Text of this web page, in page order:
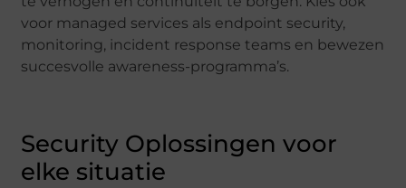
voor managed services als endpoint security,
monitoring, incident response teams en bewezen
succesvolle awareness-programma’s.
Security Oplossingen voor
elke situatie